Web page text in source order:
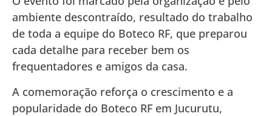
ambiente descontraído, resultado do trabalho
de toda a equipe do Boteco RF, que preparou
cada detalhe para receber bem os
frequentadores e amigos da casa.
A comemoração reforça o crescimento e a
popularidade do Boteco RF em Jucurutu,